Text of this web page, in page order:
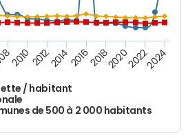
/ habitant
de 500 à 2 000 habitants
2010 2012201420162018202020222024